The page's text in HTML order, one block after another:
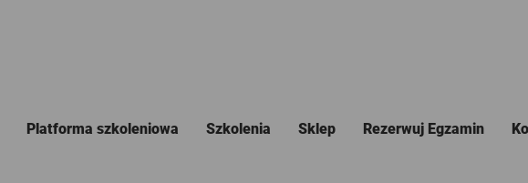
Platforma szkoleniowa Szkolenia Sklep Rezerwuj Egzamin